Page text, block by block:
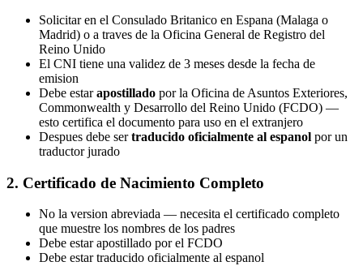
Solicitar en el Consulado Britanico en Espana (Malaga o
Madrid) o a traves de la Oficina General de Registro del
Reino Unido
El CNI tiene una validez de 3 meses desde la fecha de
emision
Debe estarapostillado por la Oficina de Asuntos Exteriores,
Commonwealth y Desarrollo del Reino Unido (FCDO) —
esto certifica el documento para uso en el extranjero
Despues debe sertraducido oficialmente al espanol por un
traductor jurado
2. Certificado de Nacimiento Completo
No la version abreviada — necesita el certificado completo
que muestre los nombres de los padres
Debe estar apostillado por el FCDO
Debe estar traducido oficialmente al espanol